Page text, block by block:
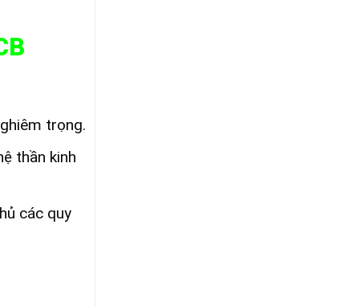
trọng.
thần kinh
các quy